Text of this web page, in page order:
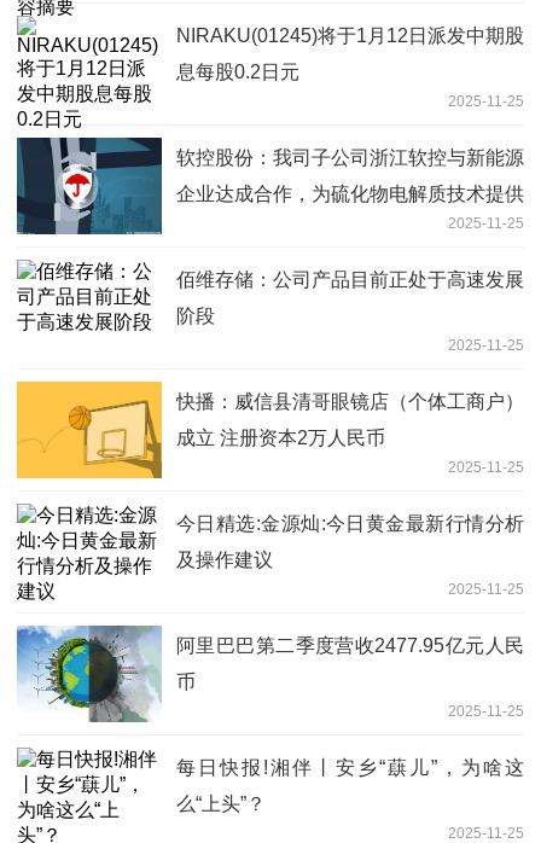
NIRAKU(01245)将于1月12日派发中期股
息每股0.2日元
2025-11-25
软控股份：我司子公司浙江软控与新能源
企业达成合作，为硫化物电解质技术提供
整线解决方案，项目正在正常推进中|每
日观察
2025-11-25
佰维存储：公司产品目前正处于高速发展
阶段
2025-11-25
快播：威信县清哥眼镜店（个体工商户）
成立 注册资本2万人民币
2025-11-25
今日精选:金源灿:今日黄金最新行情分析
及操作建议
2025-11-25
阿里巴巴第二季度营收2477.95亿元人民
币
2025-11-25
每日快报!湘伴丨安乡“蕻儿”，为啥这
么“上头”？
2025-11-25